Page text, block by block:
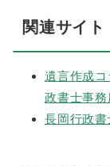
関連サイト
遺言作成
政書士事務
長岡行政